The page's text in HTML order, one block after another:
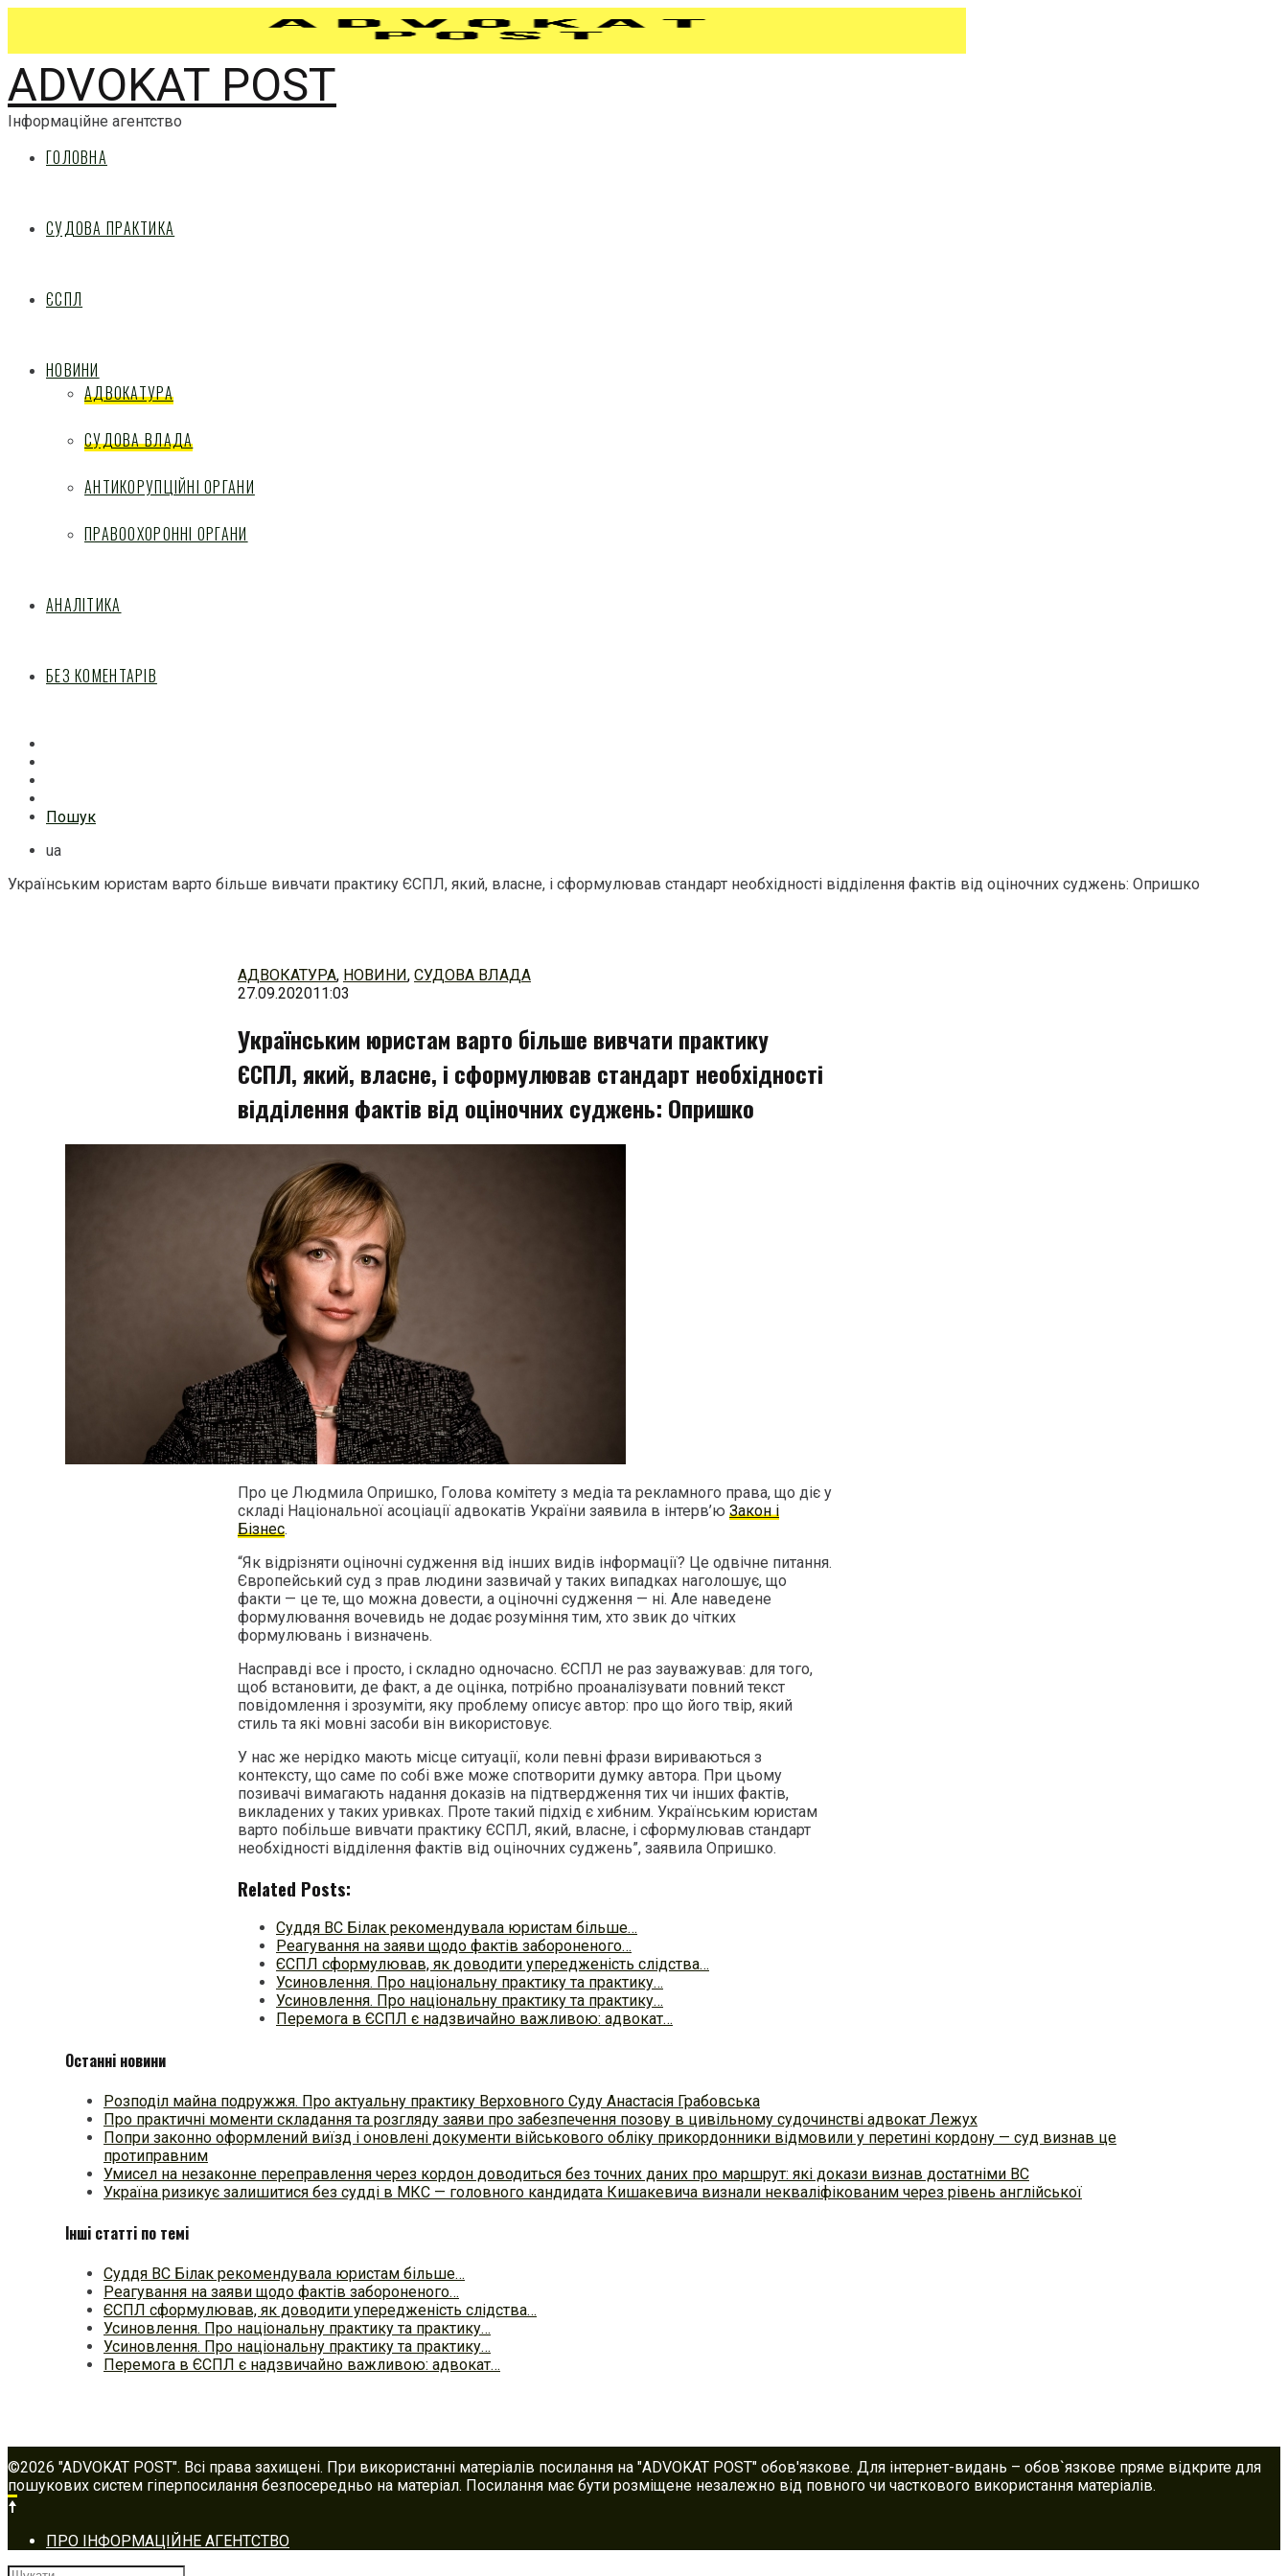
ADVOKAT POST
Інформаційне агентство
ГОЛОВНА
СУДОВА ПРАКТИКА
ЄСПЛ
НОВИНИ
АДВОКАТУРА
СУДОВА ВЛАДА
АНТИКОРУПЦІЙНІ ОРГАНИ
ПРАВООХОРОННІ ОРГАНИ
АНАЛІТИКА
БЕЗ КОМЕНТАРІВ
Пошук
ua
Українським юристам варто більше вивчати практику ЄСПЛ, який, власне, і сформулював стандарт необхідності відділення фактів від оціночних суджень: Опришко
АДВОКАТУРА, НОВИНИ, СУДОВА ВЛАДА
27.09.202011:03
Українським юристам варто більше вивчати практику
ЄСПЛ, який, власне, і сформулював стандарт необхідності
відділення фактів від оціночних суджень: Опришко
Про це Людмила Опришко, Голова комітету з медіа та рекламного права, що діє у
складі Національної асоціації адвокатів України заявила в інтерв’ю Закон і
Бізнес.
“Як відрізняти оціночні судження від інших видів інформації? Це одвічне питання.
Європейський суд з прав людини зазвичай у таких випадках наголошує, що
факти — це те, що можна довести, а оціночні судження — ні. Але наведене
формулювання вочевидь не додає розуміння тим, хто звик до чітких
формулювань і визначень.
Насправді все і просто, і складно одночасно. ЄСПЛ не раз зауважував: для того,
щоб встановити, де факт, а де оцінка, потрібно проаналізувати повний текст
повідомлення і зрозуміти, яку проблему описує автор: про що його твір, який
стиль та які мовні засоби він використовує.
У нас же нерідко мають місце ситуації, коли певні фрази вириваються з
контексту, що саме по собі вже може спотворити думку автора. При цьому
позивачі вимагають надання доказів на підтвердження тих чи інших фактів,
викладених у таких уривках. Проте такий підхід є хибним. Українським юристам
варто побільше вивчати практику ЄСПЛ, який, власне, і сформулював стандарт
необхідності відділення фактів від оціночних суджень”, заявила Опришко.
Related Posts:
Суддя ВС Білак рекомендувала юристам більше…
Реагування на заяви щодо фактів забороненого…
ЄСПЛ сформулював, як доводити упередженість слідства…
Усиновлення. Про національну практику та практику…
Усиновлення. Про національну практику та практику…
Перемога в ЄСПЛ є надзвичайно важливою: адвокат…
Останні новини
Розподіл майна подружжя. Про актуальну практику Верховного Суду Анастасія Грабовська
Про практичні моменти складання та розгляду заяви про забезпечення позову в цивільному судочинстві адвокат Лежух
Попри законно оформлений виїзд і оновлені документи військового обліку прикордонники відмовили у перетині кордону — суд визнав це
протиправним
Умисел на незаконне переправлення через кордон доводиться без точних даних про маршрут: які докази визнав достатніми ВС
Україна ризикує залишитися без судді в МКС — головного кандидата Кишакевича визнали некваліфікованим через рівень англійської
Інші статті по темі
Суддя ВС Білак рекомендувала юристам більше…
Реагування на заяви щодо фактів забороненого…
ЄСПЛ сформулював, як доводити упередженість слідства…
Усиновлення. Про національну практику та практику…
Усиновлення. Про національну практику та практику…
Перемога в ЄСПЛ є надзвичайно важливою: адвокат…
©2026 "ADVOKAT POST". Всі права захищені. При використанні матеріалів посилання на "ADVOKAT POST" обов'язкове. Для інтернет-видань – обов`язкове пряме відкрите для
пошукових систем гіперпосилання безпосередньо на матеріал. Посилання має бути розміщене незалежно від повного чи часткового використання матеріалів.
Footer
navigation
ПРО ІНФОРМАЦІЙНЕ АГЕНТСТВО